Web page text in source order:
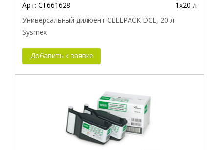
Арт: CT661628
1х20 л
Универсальный дилюент CELLPACK DCL, 20 л
Sysmex
Добавить к заявке